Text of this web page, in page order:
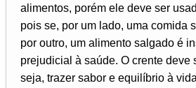
alimentos, porém ele deve ser
pois se, por um lado, uma comida
por outro, um alimento salgado é
prejudicial à saúde. O crente deve
seja, trazer sabor e equilíbrio à